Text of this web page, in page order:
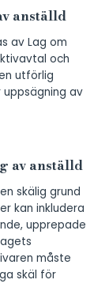
anställd
av Lag om
och
utförlig
av
av anställd
skälig grund
kan inkludera
upprepade
måste
skäl för